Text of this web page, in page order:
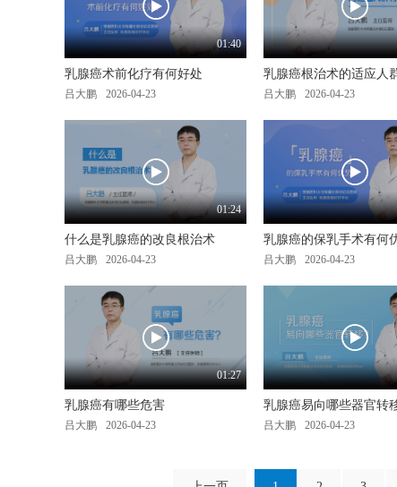
01:40
乳腺癌术前化疗有何好处
吕大鹏 2026-04-23
乳腺癌根治术的适应人
吕大鹏 2026-04-23
01:24
什么是乳腺癌的改良根治术
吕大鹏 2026-04-23
乳腺癌的保乳手术有何
吕大鹏 2026-04-23
01:27
乳腺癌有哪些危害
吕大鹏 2026-04-23
乳腺癌易向哪些器官转
吕大鹏 2026-04-23